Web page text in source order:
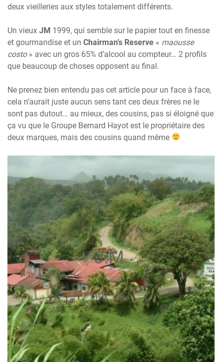
deux vieilleries aux styles totalement différents.
Un vieux JM 1999, qui semble sur le papier tout en finesse
et gourmandise et un Chairman’s Reserve « maousse
costo» avec un gros 65% d’alcool au compteur… 2 profils
que beaucoup de choses opposent au final.
Ne prenez bien entendu pas cet article pour un face à face,
cela n’aurait juste aucun sens tant ces deux frères ne le
sont pas dutout… au mieux, des cousins, pas si éloigné que
ça vu que le Groupe Bernard Hayot est le propriétaire des
deux marques, mais des cousins quand même
J.M.